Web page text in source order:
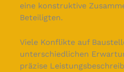
eine konstruktive
Beteiligten.
Viele Konflikte auf
unterschiedlichen
präzise